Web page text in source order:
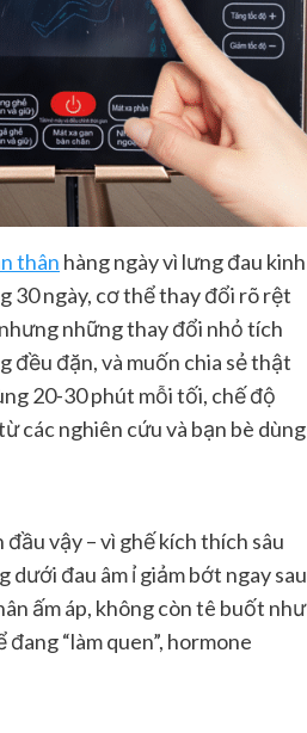
thân hàng ngày vì lưng đau kinh
30 ngày, cơ thể thay đổi rõ rệt
những thay đổi nhỏ tích
đều đặn, và muốn chia sẻ thật
20-30 phút mỗi tối, chế độ
các nghiên cứu và bạn bè dùng
vậy – vì ghế kích thích sâu
dưới đau âm ỉ giảm bớt ngay sau
ấm áp, không còn tê buốt như
“làm quen”, hormone